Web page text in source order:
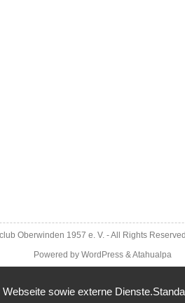
Oberwinden 1957 e. V.- All Rights
Powered by WordPress&Atahualpa
sowie externe